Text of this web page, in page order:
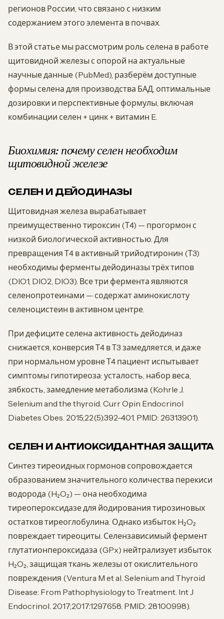
регионов России, что связано с низким
содержанием этого элемента в почвах.
В этой статье мы рассмотрим роль селена в работе
щитовидной железы с опорой на актуальные
научные данные (PubMed), разберём доступные
формы селена для производства БАД, оптимальные
дозировки и перспективные формулы, включая
комбинации селен + цинк + витамин E.
Биохимия: почему селен необходим
щитовидной железе
СЕЛЕН И ДЕЙОДИНАЗЫ
Щитовидная железа вырабатывает
преимущественно тироксин (Т4) — прогормон с
низкой биологической активностью. Для
превращения Т4 в активный трийодтиронин (Т3)
необходимы ферменты дейодиназы трёх типов
(DIO1, DIO2, DIO3). Все три фермента являются
селенопротеинами — содержат аминокислоту
селеноцистеин в активном центре.
При дефиците селена активность дейодиназ
снижается, конверсия Т4 в Т3 замедляется, и даже
при нормальном уровне Т4 пациент испытывает
симптомы гипотиреоза: усталость, набор веса,
зябкость, замедление метаболизма (Kohrle J.
Selenium and the thyroid. Curr Opin Endocrinol
Diabetes Obes. 2015;22(5):392-401. PMID: 26313901).
СЕЛЕН И АНТИОКСИДАНТНАЯ ЗАЩИТА
Синтез тиреоидных гормонов сопровождается
образованием значительного количества перекиси
водорода (H₂O₂) — она необходима
тиреопероксидазе для йодирования тирозиновых
остатков тиреоглобулина. Однако избыток H₂O₂
повреждает тиреоциты. Селензависимый фермент
глутатионпероксидаза (GPx) нейтрализует избыток
H₂O₂, защищая ткань железы от окислительного
повреждения (Ventura M et al. Selenium and Thyroid
Disease: From Pathophysiology to Treatment. Int J
Endocrinol. 2017;2017:1297658. PMID: 28100998).